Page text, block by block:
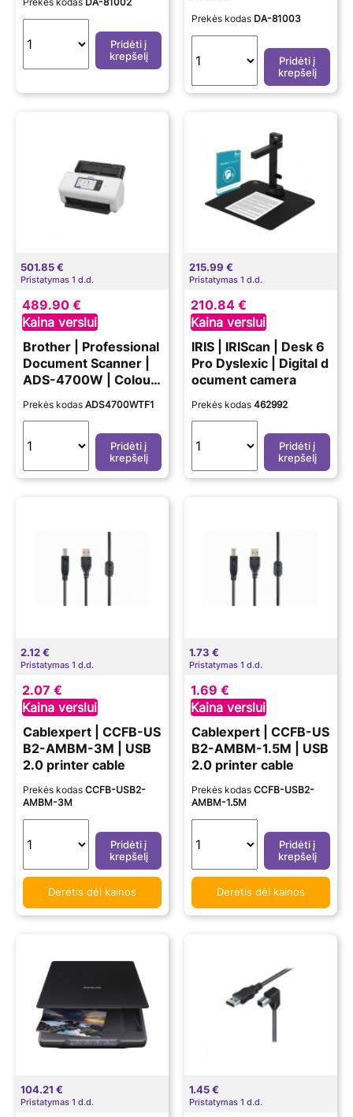
Pridėti į
krepšelį
Prekės kodas DA-81003
Pridėti į
krepšelį
501.85 €
Pristatymas 1 d.d.
489.90 €
Kaina verslui
Brother | Professional
Document Scanner |
ADS-4700W | Colour
Prekės kodas ADS4700WTF1
Pridėti į
krepšelį
215.99 €
Pristatymas 1 d.d.
210.84 €
Kaina verslui
IRIS | IRIScan | Desk 6
Pro Dyslexic | Digital d
ocument camera
Prekės kodas 462992
Pridėti į
krepšelį
2.12 €
Pristatymas 1 d.d.
2.07 €
Kaina verslui
Cablexpert | CCFB-US
B2-AMBM-3M | USB
2.0 printer cable
Prekės kodas CCFB-USB2-
AMBM-3M
Pridėti į
krepšelį
Derėtis dėl kainos
1.73 €
Pristatymas 1 d.d.
1.69 €
Kaina verslui
Cablexpert | CCFB-US
B2-AMBM-1.5M | USB
2.0 printer cable
Prekės kodas CCFB-USB2-
AMBM-1.5M
Pridėti į
krepšelį
Derėtis dėl kainos
104.21 €
Pristatymas 1 d.d.
1.45 €
Pristatymas 1 d.d.